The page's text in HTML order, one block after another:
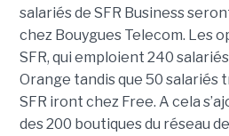
salariés de SFR Business
chez Bouygues Telecom. Les
SFR, qui emploient 240
Orange tandis que 50 salariés
SFR iront chez Free. A cela
des 200 boutiques du réseau